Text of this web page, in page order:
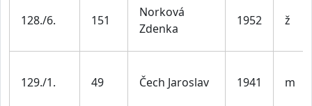
128./6. 151
Norková
Zdenka
1952 ž
129./1. 49 Čech Jaroslav 1941 m